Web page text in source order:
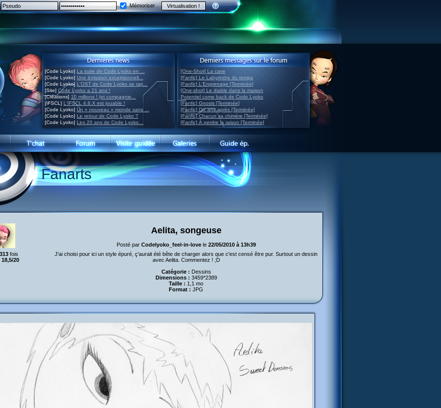
Mémoriser
[Code Lyoko] La suite de Code Lyoko en ...
[Code Lyoko] Une émission exceptionnell...
[Code Lyoko] L'OST de Code Lyoko se rap...
[Site] Code Lyoko a 21 ans !
[Créations] 10 millions ! (et compagnie...
[IFSCL] L'IFSCL 4.6.X est jouable !
[Code Lyoko] Un « nouveau » monde sans ...
[Code Lyoko] Le retour de Code Lyoko ?
[Code Lyoko] Les 20 ans de Code Lyoko...
[One-Shot] La cave
[Fanfic] Le Labyrinthe du temps
[Fanfic] L'Engrenage [Terminée]
[One-shot] Le diable dans la maison
Potentiel come back de Code Lyoko
[Fanfic] Gnosis [Terminée]
[Fanfic] Dix ans après [Terminée]
[Fanfic] Chacun sa chimère [Terminée]
[Fanfic] À perdre la raison [Terminée]
Fanarts
Aelita, songeuse
Posté par Codelyoko_feel-in-lovele 22/05/2010 à 13h39
fois
18,5/20
J'ai choisi pour ici un style épuré, ç'aurait été bête de charger alors que c'est censé être pur. Surtout un dessin
avec Aelita. Commentez ! ;D
Catégorie : Dessins
Dimensions : 3459*2389
Taille : 1,1 mo
Format : JPG